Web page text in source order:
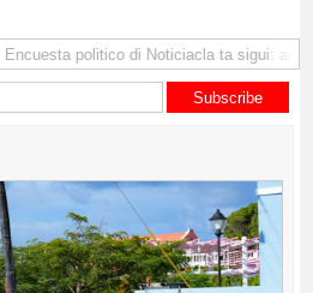
Encuesta politico di Noticiacla ta sigui:
Subscribe